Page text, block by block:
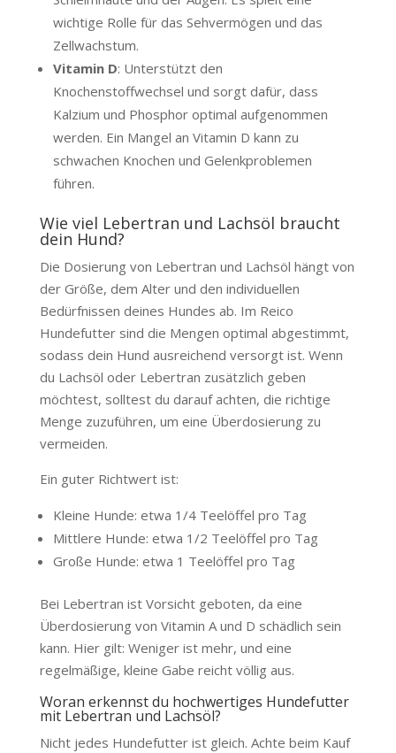
wichtige Rolle für das Sehvermögen und das
Zellwachstum.
Vitamin D: Unterstützt den
Knochenstoffwechsel und sorgt dafür, dass
Kalzium und Phosphor optimal aufgenommen
werden. Ein Mangel an Vitamin D kann zu
schwachen Knochen und Gelenkproblemen
führen.
Wie viel Lebertran und Lachsöl braucht
dein Hund?
Die Dosierung von Lebertran und Lachsöl hängt von
der Größe, dem Alter und den individuellen
Bedürfnissen deines Hundes ab. Im Reico
Hundefutter sind die Mengen optimal abgestimmt,
sodass dein Hund ausreichend versorgt ist. Wenn
du Lachsöl oder Lebertran zusätzlich geben
möchtest, solltest du darauf achten, die richtige
Menge zuzuführen, um eine Überdosierung zu
vermeiden.
Ein guter Richtwert ist:
Kleine Hunde: etwa 1/4 Teelöffel pro Tag
Mittlere Hunde: etwa 1/2 Teelöffel pro Tag
Große Hunde: etwa 1 Teelöffel pro Tag
Bei Lebertran ist Vorsicht geboten, da eine
Überdosierung von Vitamin A und D schädlich sein
kann. Hier gilt: Weniger ist mehr, und eine
regelmäßige, kleine Gabe reicht völlig aus.
Woran erkennst du hochwertiges Hundefutter
mit Lebertran und Lachsöl?
Nicht jedes Hundefutter ist gleich. Achte beim Kauf